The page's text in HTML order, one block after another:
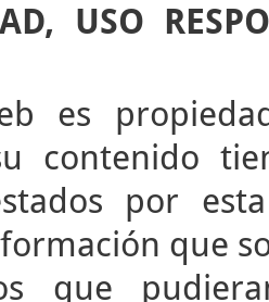
USO
es
contenido
por
que
que